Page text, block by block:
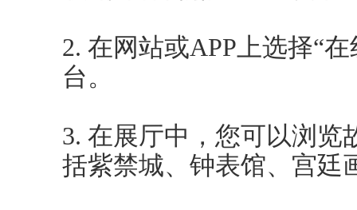
2. 在网站或APP上选择“
台。
3. 在展厅中，您可以浏览
括紫禁城、钟表馆、宫廷